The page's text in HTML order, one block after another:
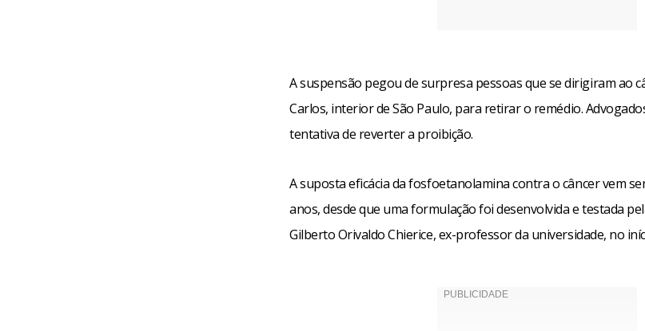
A suspensão pegou de surpresa pessoas que se dirigiram ao
Carlos, interior de São Paulo, para retirar o remédio.
tentativa de reverter a proibição.
A suposta eficácia da fosfoetanolamina contra o câncer vem
anos, desde que uma formulação foi desenvolvida e testada
Gilberto Orivaldo Chierice, ex-professor da universidade, no